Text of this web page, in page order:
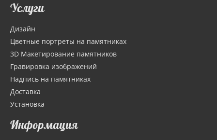
Услуги
Дизайн
Цветные портреты на памятниках
3D Макетирование памятников
Гравировка изображений
Надпись на памятниках
Доставка
Установка
Информация